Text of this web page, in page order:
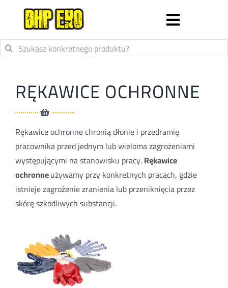
content
Toggle
Sklep
RĘKAWICE OCHRONNE
ODZIEŻ ROBOCZA I OCHRONNA
BUTY ROBOCZE I OCHRONNE
ODZIEŻ I OBUWIE MEDYCZNE
Kontakt
RĘKAWICE OCHRONNE
Rękawice ochronne chronią dłonie i przedramię
pracownika przed jednym lub wieloma zagrożeniami
występującymi na stanowisku pracy.Rękawice
ochronneużywamy przy konkretnych pracach, gdzie
istnieje zagrożenie zranienia lub przeniknięcia przez
skórę szkodliwych substancji.